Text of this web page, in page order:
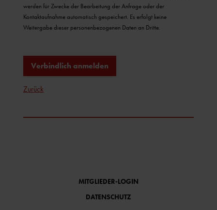
werden für Zwecke der Bearbeitung der Anfrage oder der
Kontaktaufnahme automatisch gespeichert. Es erfolgt keine
Weitergabe dieser personenbezogenen Daten an Dritte.
Verbindlich anmelden
Zurück
MITGLIEDER-LOGIN
DATENSCHUTZ